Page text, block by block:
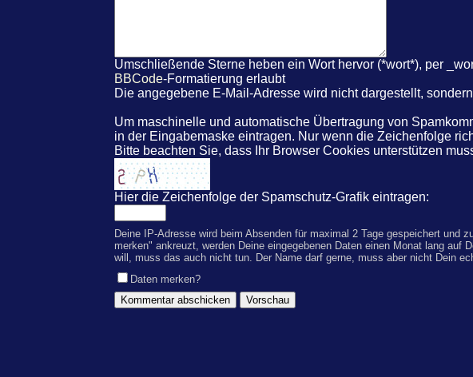
Umschließende Sterne heben ein Wort hervor (*wort*), per
BBCode-Formatierung erlaubt
Die angegebene E-Mail-Adresse wird nicht dargestellt,
Um maschinelle und automatische Übertragung von
in der Eingabemaske eintragen. Nur wenn die Zeichenfolge
Bitte beachten Sie, dass Ihr Browser Cookies unterstützen
Hier die Zeichenfolge der Spamschutz-Grafik eintragen:
Deine IP-Adresse wird beim Absenden für maximal 2 Tage gespeichert und
merken" ankreuzt, werden Deine eingegebenen Daten einen Monat lang auf
will, muss das auch nicht tun. Der Name darf gerne, muss aber nicht Dein
Daten merken?